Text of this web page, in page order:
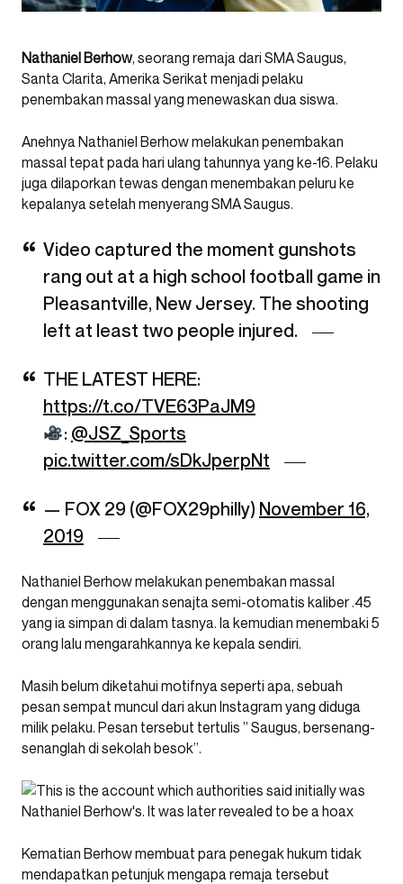
Nathaniel Berhow, seorang remaja dari SMA Saugus,
Santa Clarita, Amerika Serikat menjadi pelaku
penembakan massal yang menewaskan dua siswa.
Anehnya Nathaniel Berhow melakukan penembakan
massal tepat pada hari ulang tahunnya yang ke-16. Pelaku
juga dilaporkan tewas dengan menembakan peluru ke
kepalanya setelah menyerang SMA Saugus.
Video captured the moment gunshots
rang out at a high school football game in
Pleasantville, New Jersey. The shooting
left at least two people injured.
THE LATEST HERE:
https://t.co/TVE63PaJM9
: @JSZ_Sports
pic.twitter.com/sDkJperpNt
— FOX 29 (@FOX29philly) November 16,
2019
Nathaniel Berhow melakukan penembakan massal
dengan menggunakan senajta semi-otomatis kaliber .45
yang ia simpan di dalam tasnya. Ia kemudian menembaki 5
orang lalu mengarahkannya ke kepala sendiri.
Masih belum diketahui motifnya seperti apa, sebuah
pesan sempat muncul dari akun Instagram yang diduga
milik pelaku. Pesan tersebut tertulis ” Saugus, bersenang-
senanglah di sekolah besok”.
Kematian Berhow membuat para penegak hukum tidak
mendapatkan petunjuk mengapa remaja tersebut